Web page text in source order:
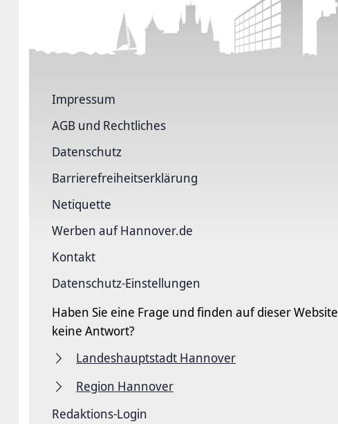
Impressum
AGB und Rechtliches
Datenschutz
Barriere­freiheits­erklärung
Netiquette
Werben auf Hannover.de
Kontakt
Datenschutz-Einstellungen
Haben Sie eine Frage und finden auf dieser Website
keine Antwort?
Landeshauptstadt Hannover
Region Hannover
Redaktions-Login